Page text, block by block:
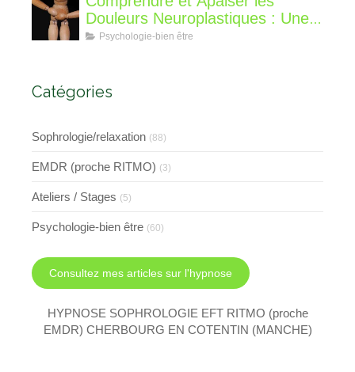
Douleurs Neuroplastiques : Une
Approche avec l'Hypnose,
Psychologie-bien être
Catégories
Sophrologie/relaxation (88)
EMDR (proche RITMO) (3)
Ateliers / Stages (5)
Psychologie-bien être (60)
Consultez mes articles sur l'hypnose
HYPNOSE SOPHROLOGIE EFT RITMO (proche
EMDR) CHERBOURG EN COTENTIN (MANCHE)